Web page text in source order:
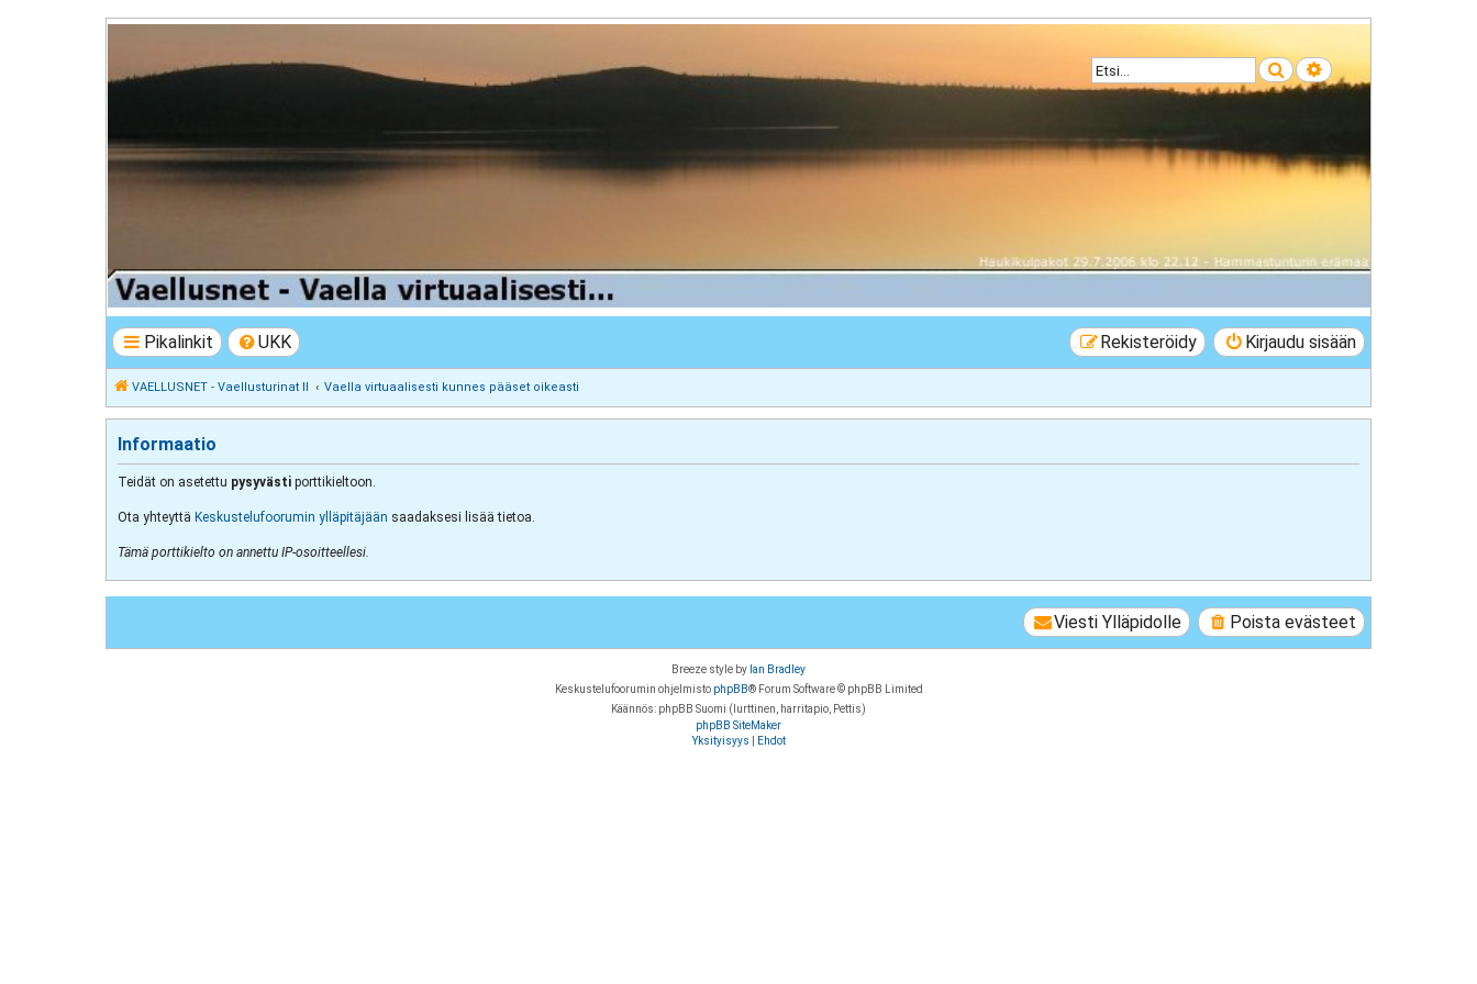
Etsi Tarkennettu haku
VAELLUSNET - Vaellusturinat II
Keskustelua vaeltamisesta ja Lapista
Pikalinkit UKK Kirjaudu sisään
Rekisteröidy
VAELLUSNET - Vaellusturinat II Vaella virtuaalisesti kunnes pääset oikeasti
Informaatio
Teidät on asetettu pysyvästi porttikieltoon.
Ota yhteyttä Keskustelufoorumin ylläpitäjään saadaksesi lisää tietoa.
Tämä porttikielto on annettu IP-osoitteellesi.
Poista evästeet
Viesti Ylläpidolle
Breeze style by Ian Bradley
Keskustelufoorumin ohjelmisto phpBB® Forum Software © phpBB Limited
Käännös: phpBB Suomi (lurttinen, harritapio, Pettis)
phpBB SiteMaker
Yksityisyys
Ehdot